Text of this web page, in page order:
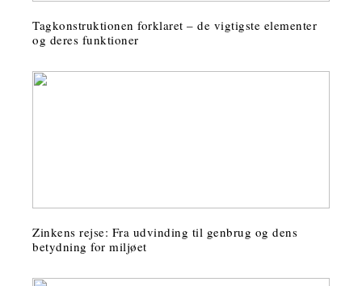
Tagkonstruktionen forklaret – de vigtigste elementer
og deres funktioner
Zinkens rejse: Fra udvinding til genbrug og dens
betydning for miljøet